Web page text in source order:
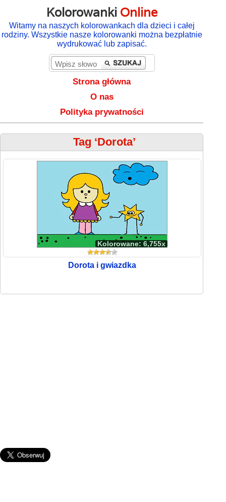
Kolorowanki Online
Witamy na naszych kolorowankach dla dzieci i całej
rodziny. Wszystkie nasze kolorowanki można bezpłatnie
wydrukować lub zapisać.
Strona główna
O nas
Polityka prywatności
Tag ‘Dorota’
Kolorowane: 6,755x
Dorota i gwiazdka